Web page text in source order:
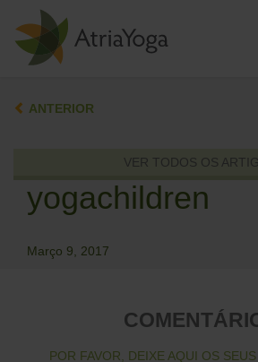
ANTERIOR
VER TODOS OS
yogachildren
Março 9, 2017
POR FAVOR, DEIXE AQUI OS